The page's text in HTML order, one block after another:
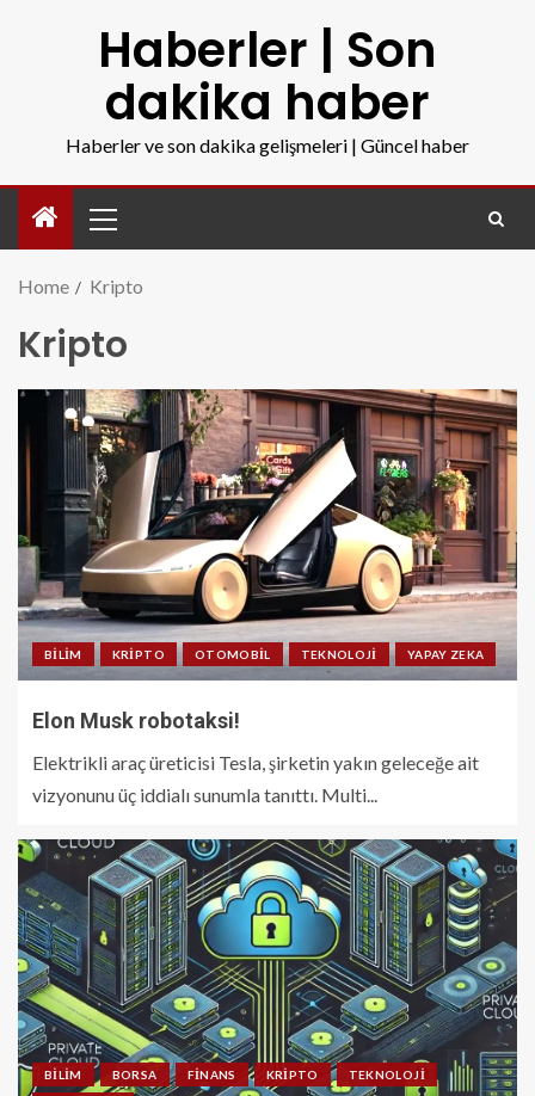
Haberler | Son
dakika haber
Haberler ve son dakika gelişmeleri | Güncel haber
Home Kripto
Kripto
BILIM KRIPTO OTOMOBIL TEKNOLOJI YAPAY ZEKA
Elon Musk robotaksi!
Elektrikli araç üreticisi Tesla, şirketin yakın geleceğe ait
vizyonunu üç iddialı sunumla tanıttı. Multi...
BILIM BORSA FINANS KRIPTO TEKNOLOJI